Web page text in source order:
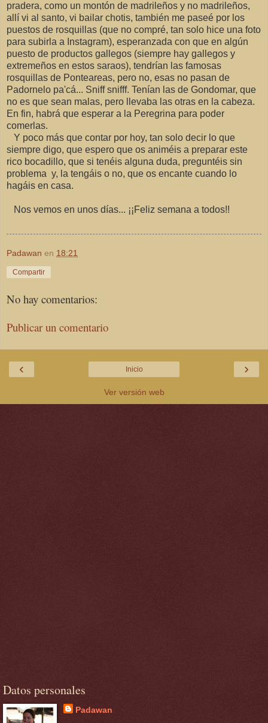
pradera, como un montón de madrileños y no madrileños,
allí vi al santo, vi bailar chotis, también me paseé por los
puestos de rosquillas (que no compré, tan solo hice una foto
para subirla a Instagram), esperanzada con que en algún
puesto de productos gallegos (siempre hay gallegos y
extremeños en estos saraos), tendrían las famosas
rosquillas de Ponteareas, pero no, esas no pasan de
Padornelo pa'cá... Sniff snifff. Tenían las de Gondomar, que
no es que sean malas, pero llevaba las otras en la cabeza.
En fin, habrá que esperar a la Peregrina para poder
comerlas.
Y poco más que contar por hoy, tan solo decir lo que
siempre digo, que espero que os animéis a preparar este
rico bocadillo, que si tenéis alguna duda, preguntéis sin
problema y, la tengáis o no, que os encante cuando lo
hagáis en casa.
Nos vemos en unos días... ¡¡Feliz semana a todos!!
Padawan en 18:21
Compartir
No hay comentarios:
Publicar un comentario
‹ ›
Inicio
Ver versión web
Datos personales
Padawan